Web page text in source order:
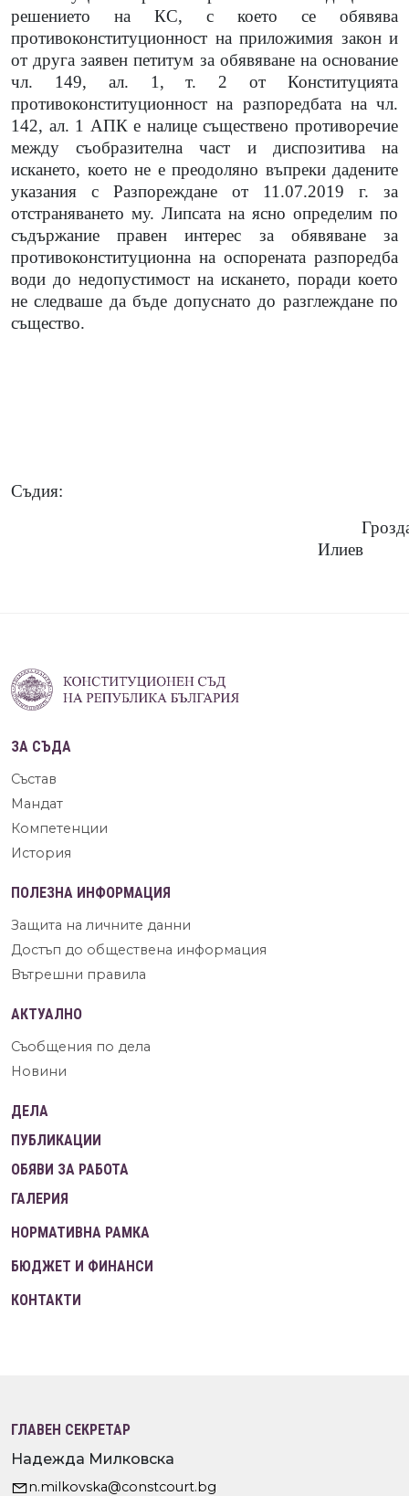
решението на КС, с което се обявява
противоконституционност на приложимия закон и
от друга заявен петитум за обявяване на основание
чл. 149, ал. 1, т. 2 от Конституцията
противоконституционност на разпоредбата на чл.
142, ал. 1 АПК е налице съществено противоречие
между съобразителна част и диспозитива на
искането, което не е преодоляно въпреки дадените
указания с Разпореждане от 11.07.2019 г. за
отстраняването му. Липсата на ясно определим по
съдържание правен интерес за обявяване за
противоконституционна на оспорената разпоредба
води до недопустимост на искането, поради което
не следваше да бъде допуснато до разглеждане по
същество.
Съдия:
Илиев
ЗА СЪДА
Състав
Мандат
Компетенции
История
ПОЛЕЗНА ИНФОРМАЦИЯ
Защита на личните данни
Достъп до обществена информация
Вътрешни правила
АКТУАЛНО
Съобщения по дела
Новини
ДЕЛА
ПУБЛИКАЦИИ
ОБЯВИ ЗА РАБОТА
ГАЛЕРИЯ
НОРМАТИВНА РАМКА
БЮДЖЕТ И ФИНАНСИ
КОНТАКТИ
ГЛАВЕН СЕКРЕТАР
Надежда Милковска
n.milkovska@constcourt.bg